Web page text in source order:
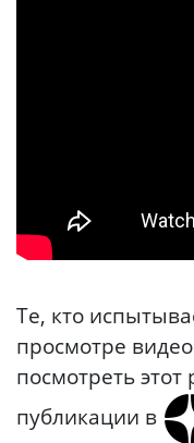
Те, кто
просмотре
посмотреть
публикации в